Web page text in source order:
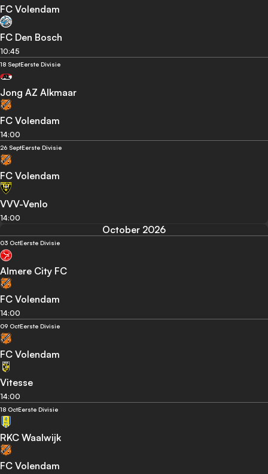
FC Volendam
FC Den Bosch
10:45
18 SeptEerste Divisie
Jong AZ Alkmaar
FC Volendam
14:00
26 SeptEerste Divisie
FC Volendam
VVV-Venlo
14:00
October 2026
03 OctEerste Divisie
Almere City FC
FC Volendam
14:00
09 OctEerste Divisie
FC Volendam
Vitesse
14:00
18 OctEerste Divisie
RKC Waalwijk
FC Volendam